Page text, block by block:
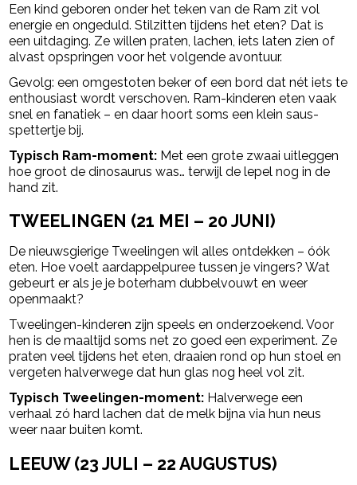
Een kind geboren onder het teken van de Ram zit vol
energie en ongeduld. Stilzitten tijdens het eten? Dat is
een uitdaging. Ze willen praten, lachen, iets laten zien of
alvast opspringen voor het volgende avontuur.
Gevolg: een omgestoten beker of een bord dat nét iets te
enthousiast wordt verschoven. Ram-kinderen eten vaak
snel en fanatiek – en daar hoort soms een klein saus-
spettertje bij.
Typisch Ram-moment: Met een grote zwaai uitleggen
hoe groot de dinosaurus was… terwijl de lepel nog in de
hand zit.
TWEELINGEN (21 MEI – 20 JUNI)
De nieuwsgierige Tweelingen wil alles ontdekken – óók
eten. Hoe voelt aardappelpuree tussen je vingers? Wat
gebeurt er als je je boterham dubbelvouwt en weer
openmaakt?
Tweelingen-kinderen zijn speels en onderzoekend. Voor
hen is de maaltijd soms net zo goed een experiment. Ze
praten veel tijdens het eten, draaien rond op hun stoel en
vergeten halverwege dat hun glas nog heel vol zit.
Typisch Tweelingen-moment: Halverwege een
verhaal zó hard lachen dat de melk bijna via hun neus
weer naar buiten komt.
LEEUW (23 JULI – 22 AUGUSTUS)